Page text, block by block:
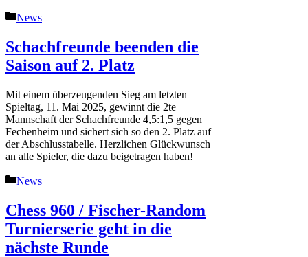
Kategorien
News
Schachfreunde beenden die
Saison auf 2. Platz
Mit einem überzeugenden Sieg am letzten
Spieltag, 11. Mai 2025, gewinnt die 2te
Mannschaft der Schachfreunde 4,5:1,5 gegen
Fechenheim und sichert sich so den 2. Platz auf
der Abschlusstabelle. Herzlichen Glückwunsch
an alle Spieler, die dazu beigetragen haben!
Kategorien
News
Chess 960 / Fischer-Random
Turnierserie geht in die
nächste Runde